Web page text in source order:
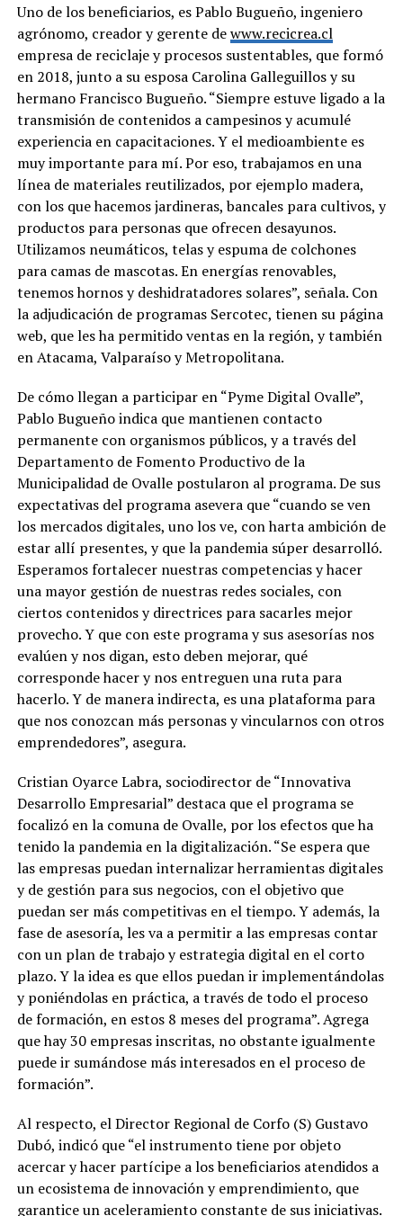
Uno de los beneficiarios, es Pablo Bugueño, ingeniero
agrónomo, creador y gerente dewww.recicrea.cl
empresa de reciclaje y procesos sustentables, que formó
en 2018, junto a su esposa Carolina Galleguillos y su
hermano Francisco Bugueño. “Siempre estuve ligado a la
transmisión de contenidos a campesinos y acumulé
experiencia en capacitaciones. Y el medioambiente es
muy importante para mí. Por eso, trabajamos en una
línea de materiales reutilizados, por ejemplo madera,
con los que hacemos jardineras, bancales para cultivos, y
productos para personas que ofrecen desayunos.
Utilizamos neumáticos, telas y espuma de colchones
para camas de mascotas. En energías renovables,
tenemos hornos y deshidratadores solares”, señala. Con
la adjudicación de programas Sercotec, tienen su página
web, que les ha permitido ventas en la región, y también
en Atacama, Valparaíso y Metropolitana.
De cómo llegan a participar en “Pyme Digital Ovalle”,
Pablo Bugueño indica que mantienen contacto
permanente con organismos públicos, y a través del
Departamento de Fomento Productivo de la
Municipalidad de Ovalle postularon al programa. De sus
expectativas del programa asevera que “cuando se ven
los mercados digitales, uno los ve, con harta ambición de
estar allí presentes, y que la pandemia súper desarrolló.
Esperamos fortalecer nuestras competencias y hacer
una mayor gestión de nuestras redes sociales, con
ciertos contenidos y directrices para sacarles mejor
provecho. Y que con este programa y sus asesorías nos
evalúen y nos digan, esto deben mejorar, qué
corresponde hacer y nos entreguen una ruta para
hacerlo. Y de manera indirecta, es una plataforma para
que nos conozcan más personas y vincularnos con otros
emprendedores”, asegura.
Cristian Oyarce Labra, sociodirector de “Innovativa
Desarrollo Empresarial” destaca que el programa se
focalizó en la comuna de Ovalle, por los efectos que ha
tenido la pandemia en la digitalización. “Se espera que
las empresas puedan internalizar herramientas digitales
y de gestión para sus negocios, con el objetivo que
puedan ser más competitivas en el tiempo. Y además, la
fase de asesoría, les va a permitir a las empresas contar
con un plan de trabajo y estrategia digital en el corto
plazo. Y la idea es que ellos puedan ir implementándolas
y poniéndolas en práctica, a través de todo el proceso
de formación, en estos 8 meses del programa”. Agrega
que hay 30 empresas inscritas, no obstante igualmente
puede ir sumándose más interesados en el proceso de
formación”.
Al respecto, el Director Regional de Corfo (S) Gustavo
Dubó, indicó que “el instrumento tiene por objeto
acercar y hacer partícipe a los beneficiarios atendidos a
un ecosistema de innovación y emprendimiento, que
garantice un aceleramiento constante de sus iniciativas.